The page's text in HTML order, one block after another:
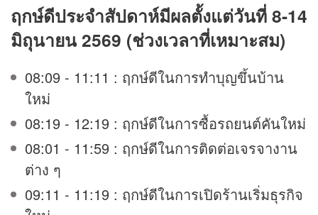
ฤกษ์ดีประจำสัปดาห์มีผลตั้งแต่วันที่ 8-14
มิถุนายน 2569 (ช่วงเวลาที่เหมาะสม)
08:09 - 11:11 : ฤกษ์ดีในการทำบุญขึ้นบ้าน
ใหม่
08:19 - 12:19 : ฤกษ์ดีในการซื้อรถยนต์คันใหม่
08:01 - 11:59 : ฤกษ์ดีในการติดต่อเจรจางาน
ต่าง ๆ
09:11 - 11:19 : ฤกษ์ดีในการเปิดร้านเริ่มธุรกิจ